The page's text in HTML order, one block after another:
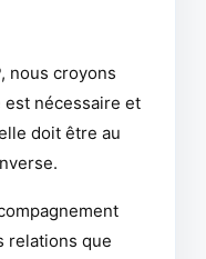
nous croyons
nécessaire et
doit être au
relations que